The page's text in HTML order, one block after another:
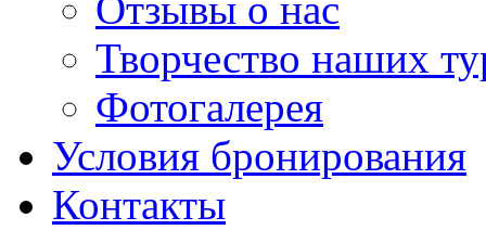
Отзывы о нас
Творчество наших
Фотогалерея
Условия бронирования
Контакты